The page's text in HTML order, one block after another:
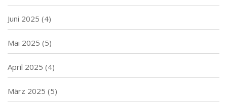
Juni 2025 (4)
Mai 2025 (5)
April 2025 (4)
März 2025 (5)